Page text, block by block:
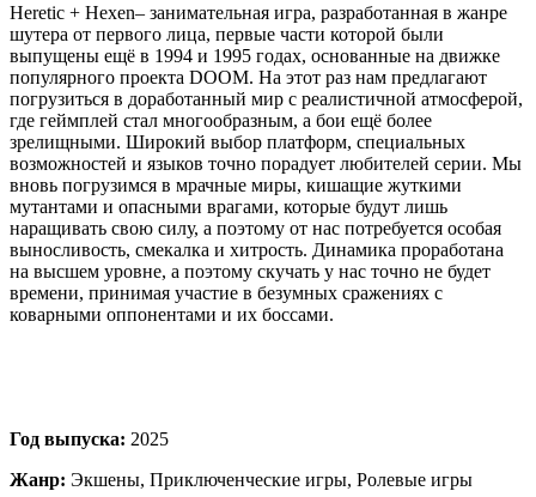
Heretic + Hexen– занимательная игра, разработанная в жанре
шутера от первого лица, первые части которой были
выпущены ещё в 1994 и 1995 годах, основанные на движке
популярного проекта DOOM. На этот раз нам предлагают
погрузиться в доработанный мир с реалистичной атмосферой,
где геймплей стал многообразным, а бои ещё более
зрелищными. Широкий выбор платформ, специальных
возможностей и языков точно порадует любителей серии. Мы
вновь погрузимся в мрачные миры, кишащие жуткими
мутантами и опасными врагами, которые будут лишь
наращивать свою силу, а поэтому от нас потребуется особая
выносливость, смекалка и хитрость. Динамика проработана
на высшем уровне, а поэтому скучать у нас точно не будет
времени, принимая участие в безумных сражениях с
коварными оппонентами и их боссами.
Год выпуска: 2025
Жанр: Экшены, Приключенческие игры, Ролевые игры